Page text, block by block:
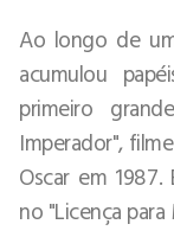
Ao longo de
acumulou
primeiro
Imperador",
Oscar em
no "Licença para